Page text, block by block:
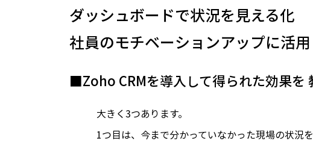
ダッシュボードで状況を見える化
社員のモチベーションアップに活用
■Zoho CRMを導入して得られた効果を
大きく3つあります。
1つ目は、今まで分かっていなかった現場の状況